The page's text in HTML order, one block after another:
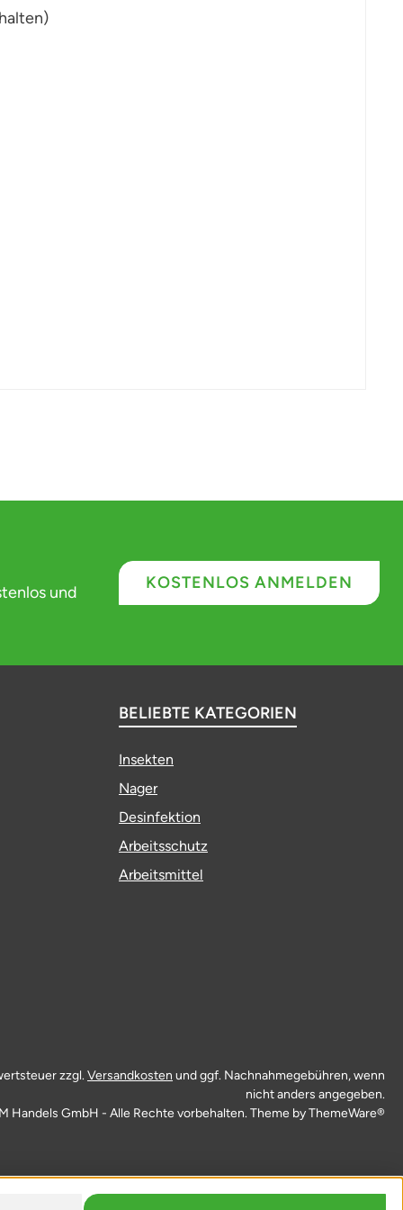
und
KOSTENLOS ANMELDEN
BELIEBTE KATEGORIEN
Insekten
Nager
Desinfektion
Arbeitsschutz
Arbeitsmittel
zzgl. Versandkosten und ggf. Nachnahmegebühren, wenn
nicht anders angegeben.
Handels GmbH - Alle Rechte vorbehalten. Theme byThemeWare®